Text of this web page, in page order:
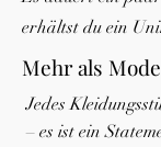
erhältst du ein
Mehr als Mode
Jedes
– es ist ein